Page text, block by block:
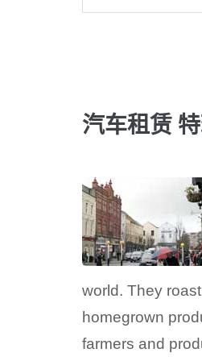
汽车租赁
world. They
homegrown
farmers and